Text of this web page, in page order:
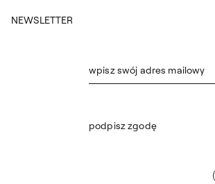
NEWSLETTER
wpisz swój adres mailowy
podpisz zgodę